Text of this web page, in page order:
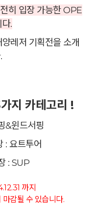
히 입장 가능한 OPE
.
레저 기획전을 소개
지 카테고리 !
&윈드서핑
: 요트투어
: SUP
까지
감될 수 있습니다.